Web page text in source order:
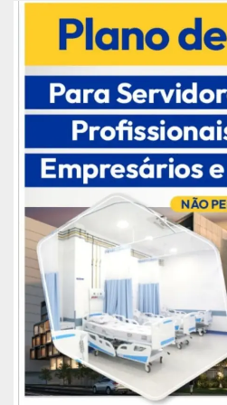
Rua 13 com 750,60m
Rua 14 com 645, 45m
Foto: Nágila
Solenidade contou com a
Lucas Barreto, vereadores,
municipais, colaboradores
região.
Publicidade (x)